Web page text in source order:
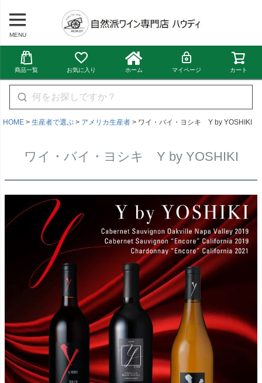
MENU
商品一覧 お気に入り ホーム マイページ カート
HOME 生産者で選ぶ アメリカ生産者 ワイ・バイ・ヨシキ Y by YOSHIKI
ワイ・バイ・ヨシキ Y by YOSHIKI